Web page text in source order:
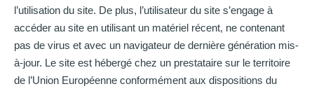
l’utilisation du site. De plus, l’utilisateur du site s’engage à
accéder au site en utilisant un matériel récent, ne contenant
pas de virus et avec un navigateur de dernière génération mis-
à-jour. Le site est hébergé chez un prestataire sur le territoire
de l’Union Européenne conformément aux dispositions du